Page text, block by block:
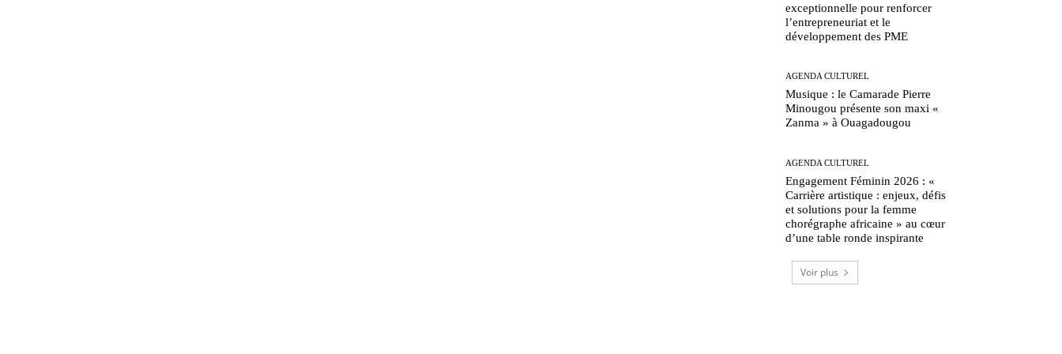
exceptionnelle pour renforcer
l’entrepreneuriat et le
développement des PME
AGENDA CULTUREL
Musique : le Camarade Pierre
Minougou présente son maxi «
Zanma » à Ouagadougou
AGENDA CULTUREL
Engagement Féminin 2026 : «
Carrière artistique : enjeux, défis
et solutions pour la femme
chorégraphe africaine » au cœur
d’une table ronde inspirante
Voir plus